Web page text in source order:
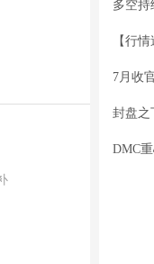
多空持
【行
7月收
封盘之
DMC